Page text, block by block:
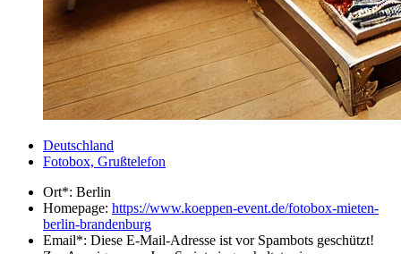
Deutschland
Fotobox, Grußtelefon
Ort*: Berlin
Homepage: https://www.koeppen-event.de/fotobox-mieten-
berlin-brandenburg
Email*: Diese E-Mail-Adresse ist vor Spambots geschützt!